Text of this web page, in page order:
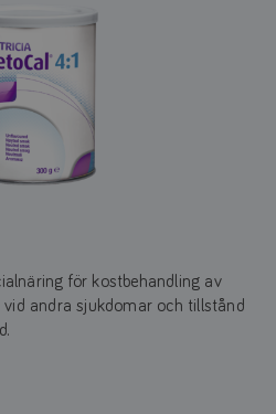
för kostbehandling av
vid andra sjukdomar och tillstånd